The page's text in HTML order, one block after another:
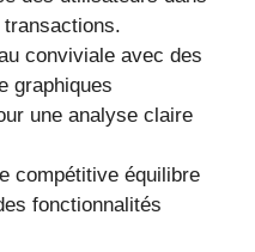
conviviale avec des
graphiques
une analyse claire
compétitive équilibre
fonctionnalités